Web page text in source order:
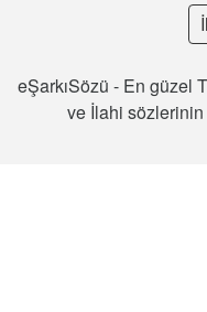
eŞarkıSözü - En güzel
ve İlahi